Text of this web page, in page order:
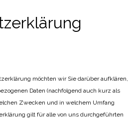
möchten wir Sie darüber aufklären,
Daten (nachfolgend auch kurz als
Zwecken und in welchem Umfang
gilt für alle von uns durchgeführten